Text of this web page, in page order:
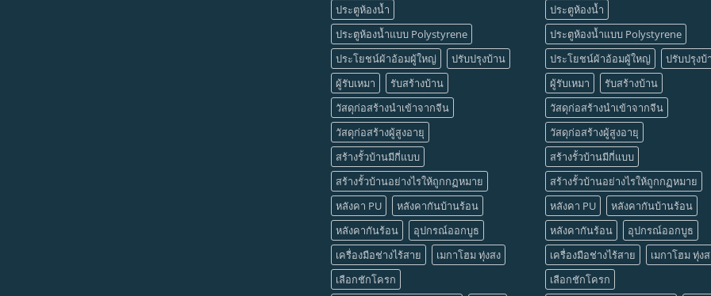
ประตูห้องน้ำ
ประตูห้องน้ำแบบ Polystyrene
ประโยชน์ผ้าอ้อมผู้ใหญ่
ปรับปรุงบ้าน
ผู้รับเหมา
รับสร้างบ้าน
วัสดุก่อสร้างนำเข้าจากจีน
วัสดุก่อสร้างผู้สูงอายุ
สร้างรั้วบ้านมีกี่แบบ
สร้างรั้วบ้านอย่างไรให้ถูกกฏหมาย
หลังคา PU
หลังคากันบ้านร้อน
หลังคากันร้อน
อุปกรณ์ออกบูธ
เครื่องมือช่างไร้สาย
เมกาโฮม ทุ่งสง
เลือกชักโครก
ประตูห้องน้ำ
ประตูห้องน้ำแบบ Polystyrene
ประโยชน์ผ้าอ้อมผู้ใหญ่
ปรับปรุงบ้
ผู้รับเหมา
รับสร้างบ้าน
วัสดุก่อสร้างนำเข้าจากจีน
วัสดุก่อสร้างผู้สูงอายุ
สร้างรั้วบ้านมีกี่แบบ
สร้างรั้วบ้านอย่างไรให้ถูกกฏหมาย
หลังคา PU
หลังคากันบ้านร้อน
หลังคากันร้อน
อุปกรณ์ออกบูธ
เครื่องมือช่างไร้สาย
เมกาโฮม ทุ่ง
เลือกชักโครก